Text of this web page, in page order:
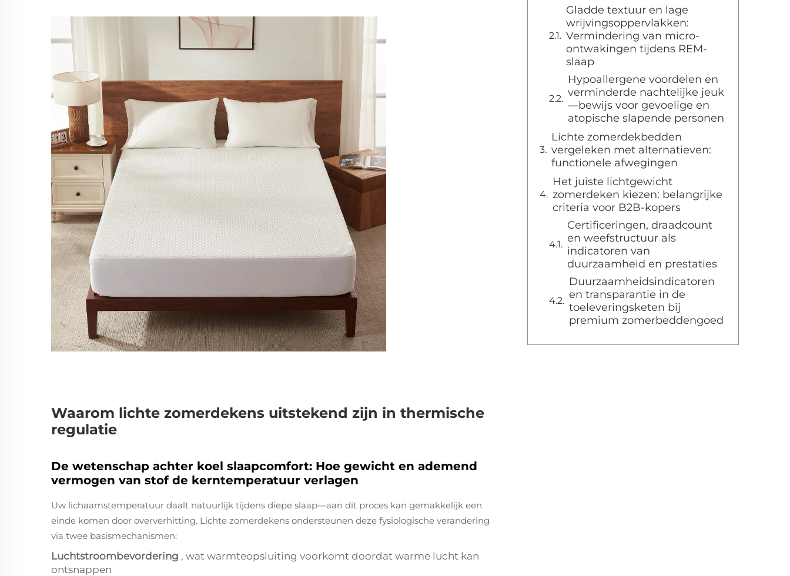
Waarom lichte zomerdekens uitstekend zijn in thermische
regulatie
De wetenschap achter koel slaapcomfort: Hoe gewicht en ademend
vermogen van stof de kerntemperatuur verlagen
Uw lichaamstemperatuur daalt natuurlijk tijdens diepe slaap—aan dit proces kan gemakkelijk een
einde komen door oververhitting. Lichte zomerdekens ondersteunen deze fysiologische verandering
via twee basismechanismen:
Luchtstroombevordering , wat warmteopsluiting voorkomt doordat warme lucht kan
ontsnappen
Gladde textuur en lage
wrijvingsoppervlakken:
Vermindering van micro-
ontwakingen tijdens REM-
slaap
Hypoallergene voordelen en
verminderde nachtelijke jeuk
—bewijs voor gevoelige en
atopische slapende personen
Lichte zomerdekbedden
vergeleken met alternatieven:
functionele afwegingen
Het juiste lichtgewicht
zomerdeken kiezen: belangrijke
criteria voor B2B-kopers
Certificeringen, draadcount
en weefstructuur als
indicatoren van
duurzaamheid en prestaties
Duurzaamheidsindicatoren
en transparantie in de
toeleveringsketen bij
premium zomerbeddengoed